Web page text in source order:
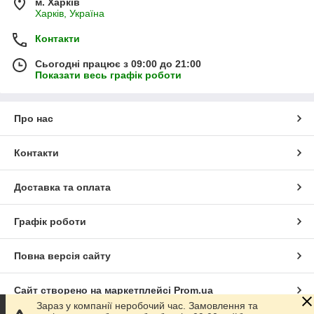
м. Харків
Харків, Україна
Контакти
Сьогодні працює з 09:00 до 21:00
Показати весь графік роботи
Про нас
Контакти
Доставка та оплата
Графік роботи
Повна версія сайту
Сайт створено на маркетплейсі Prom.ua
Зараз у компанії неробочий час. Замовлення та